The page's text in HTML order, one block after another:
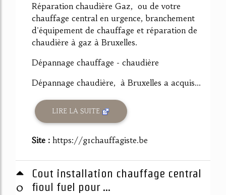
Réparation chaudière Gaz, ou de votre
chauffage central en urgence, branchement
d'équipement de chauffage et réparation de
chaudière à gaz à Bruxelles.
Dépannage chauffage - chaudière
Dépannage chaudière, à Bruxelles a acquis...
LIRE LA SUITE
Site : https://g1chauffagiste.be
0
Cout installation chauffage central
fioul fuel pour ...